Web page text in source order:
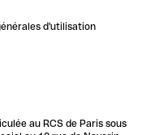
d'utilisation
au RCS de Paris sous